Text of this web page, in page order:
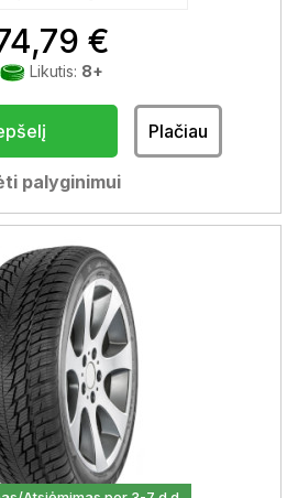
€
Likutis: 8+
Plačiau
palyginimui